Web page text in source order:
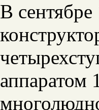
В сентябре
аппаратом